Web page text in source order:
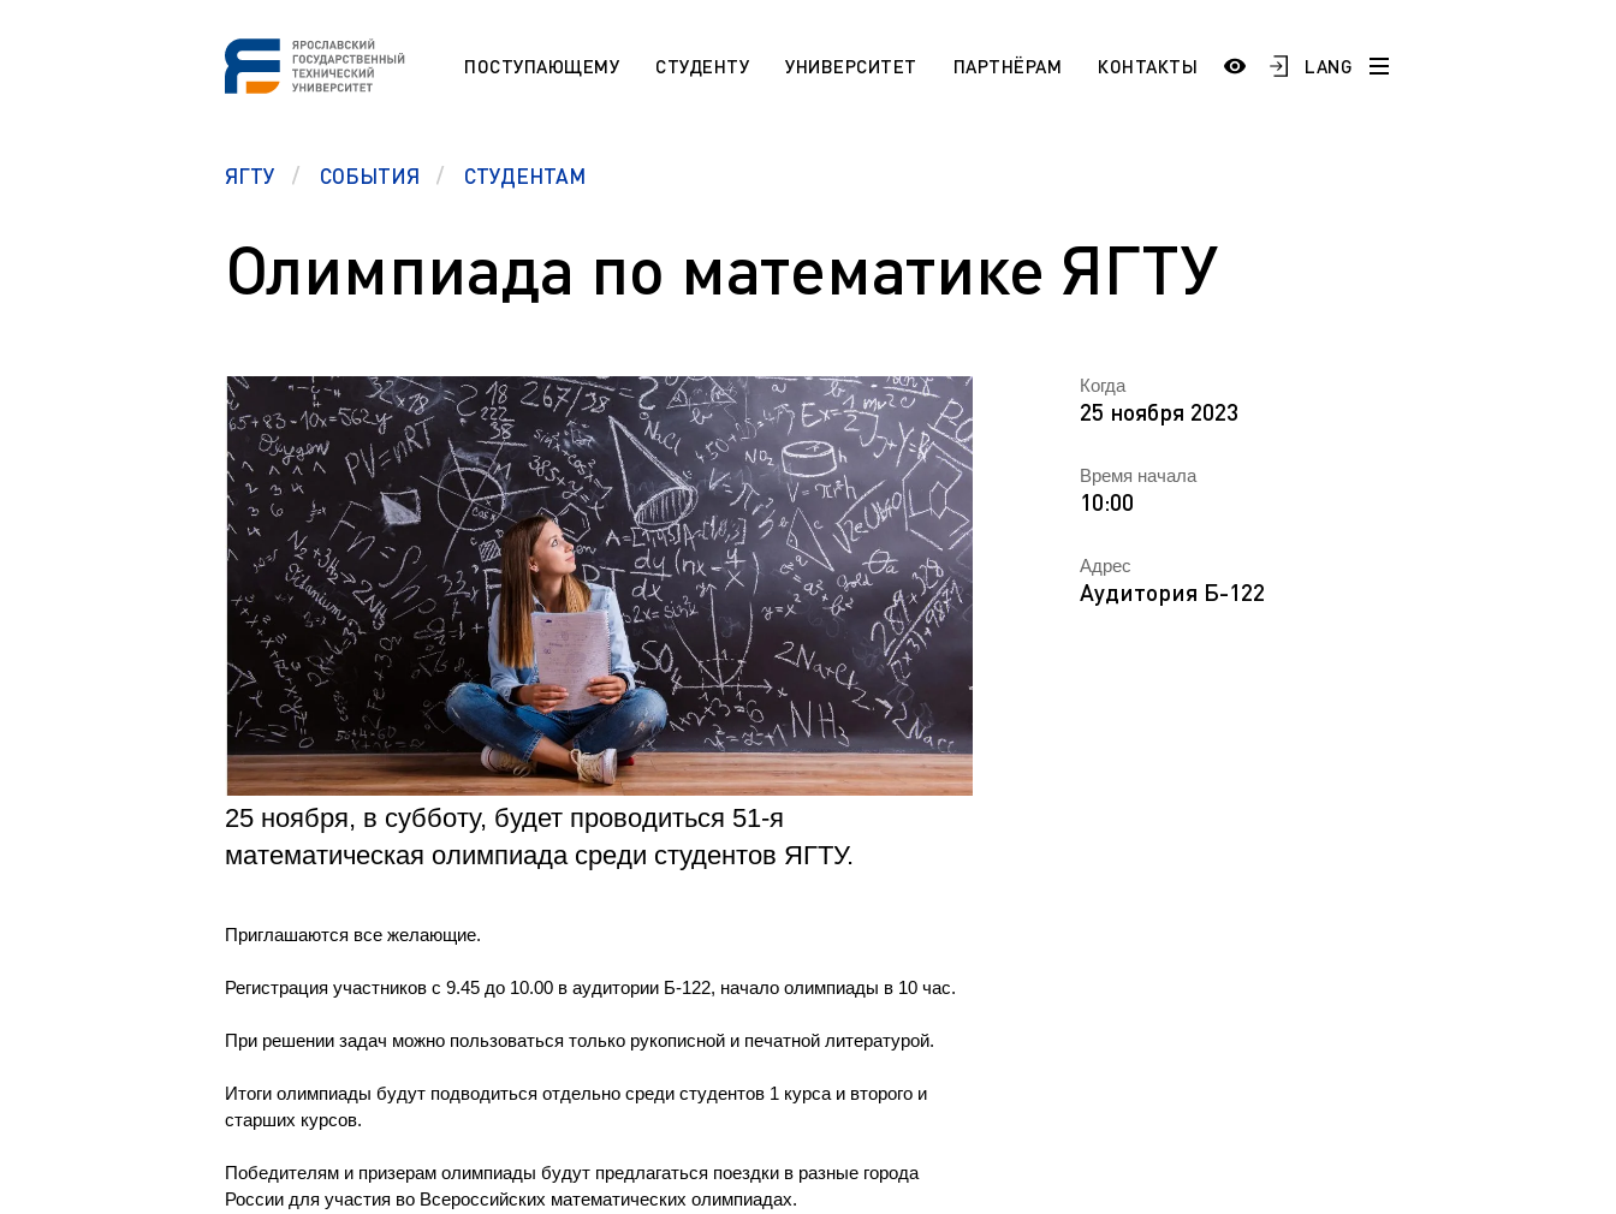
Памятка первокурсникам
Полезные документы
Социальная поддержка
Стандарты оформления работ
Расписание занятий
Программа «Поддержка лучших»
Section préparatoire pour les étudiants
étrangers (Fr)
ausländischen Bürger (De)
Preparation programs for international
students (En)
Education for international students (En)
Обучение для иностранных граждан
Магистратура. Регламент поступления.
Заочный бакалавриат (специалитет).
Регламент поступления.
Очный бакалавриат (специалитет).
Регламент поступления.
Государственная научная аттестация
День открытых дверей (карта)
программам СПО
Эндаумент-фонд ЯГТУ
Сведения об образовательной
организации
Военный учебный центр
Оценка качества работы ЯГТУ
Научно-техническая библиотека
Обращения граждан
Противодействие коррупции
Наука
Реквизиты
ПОСТУПАЮЩЕМУ СТУДЕНТУ УНИВЕРСИТЕТ ПАРТНЁРАМ КОНТАКТЫ LANG
ЯГТУ СОБЫТИЯ СТУДЕНТАМ
Олимпиада по математике ЯГТУ
25 ноября, в субботу, будет проводиться 51-я
математическая олимпиада среди студентов ЯГТУ.
Приглашаются все желающие.
Регистрация участников с 9.45 до 10.00 в аудитории Б-122, начало олимпиады в 10 час.
При решении задач можно пользоваться только рукописной и печатной литературой.
Итоги олимпиады будут подводиться отдельно среди студентов 1 курса и второго и
старших курсов.
Победителям и призерам олимпиады будут предлагаться поездки в разные города
России для участия во Всероссийских математических олимпиадах.
Когда
25 ноября 2023
Время начала
10:00
Адрес
Аудитория Б-122